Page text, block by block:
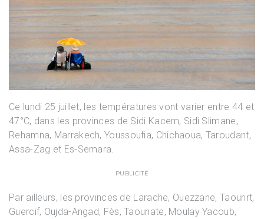
Ce lundi 25 juillet, les températures vont varier entre 44 et
47°C, dans les provinces de Sidi Kacem, Sidi Slimane,
Rehamna, Marrakech, Youssoufia, Chichaoua, Taroudant,
Assa-Zag et Es-Semara.
PUBLICITÉ
Par ailleurs, les provinces de Larache, Ouezzane, Taourirt,
Guercif, Oujda-Angad, Fès, Taounate, Moulay Yacoub,